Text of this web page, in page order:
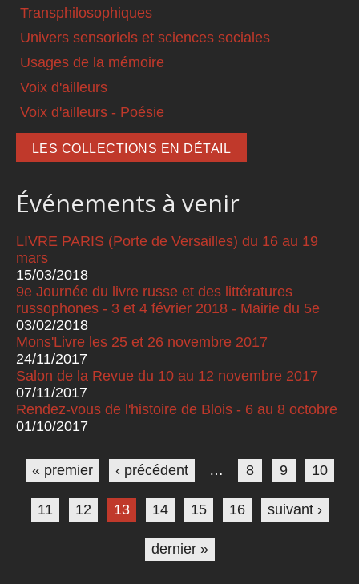
Transphilosophiques
Univers sensoriels et sciences sociales
Usages de la mémoire
Voix d'ailleurs
Voix d'ailleurs - Poésie
LES COLLECTIONS EN DÉTAIL
Événements à venir
LIVRE PARIS (Porte de Versailles) du 16 au 19
mars
15/03/2018
9e Journée du livre russe et des littératures
russophones - 3 et 4 février 2018 - Mairie du 5e
03/02/2018
Mons'Livre les 25 et 26 novembre 2017
24/11/2017
Salon de la Revue du 10 au 12 novembre 2017
07/11/2017
Rendez-vous de l'histoire de Blois - 6 au 8 octobre
01/10/2017
Pages
« premier ‹ précédent … 8 9 10
11 12 13 14 15 16 suivant ›
dernier »